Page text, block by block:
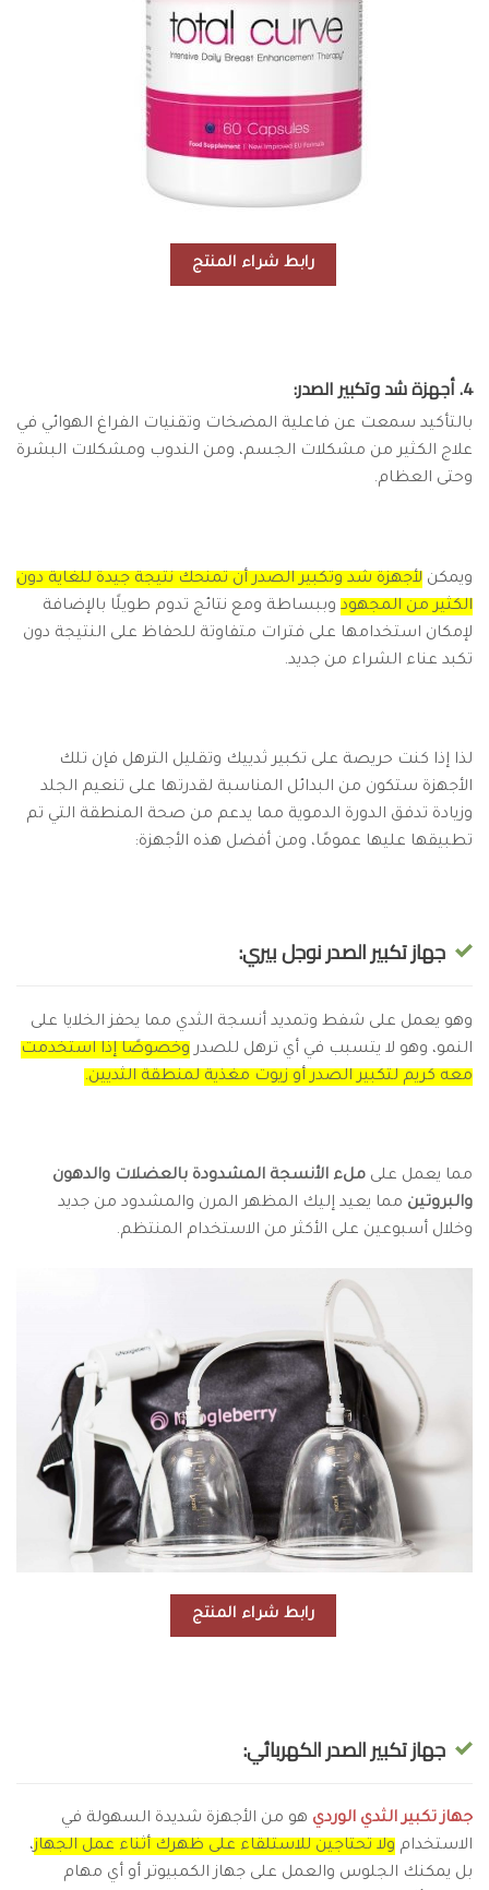
رابط شراء المنتج
4. أجهزة شد وتكبير الصدر:
بالتأكيد سمعت عن فاعلية المضخات وتقنيات الفراغ الهوائي في
علاج الكثير من مشكلات الجسم، ومن الندوب ومشكلات البشرة
وحتى العظام.
ويمكن لأجهزة شد وتكبير الصدر أن تمنحك نتيجة جيدة للغاية دون
الكثير من المجهود وببساطة ومع نتائج تدوم طويلًا بالإضافة
لإمكان استخدامها على فترات متفاوتة للحفاظ على النتيجة دون
تكبد عناء الشراء من جديد.
لذا إذا كنت حريصة على تكبير ثدييك وتقليل الترهل فإن تلك
الأجهزة ستكون من البدائل المناسبة لقدرتها على تنعيم الجلد
وزيادة تدفق الدورة الدموية مما يدعم من صحة المنطقة التي تم
تطبيقها عليها عمومًا، ومن أفضل هذه الأجهزة:
جهاز تكبير الصدر نوجل بيري:
وهو يعمل على شفط وتمديد أنسجة الثدي مما يحفز الخلايا على
النمو، وهو لا يتسبب في أي ترهل للصدر وخصوصًا إذا استخدمت
معه كريم لتكبير الصدر أو زيوت مغذية لمنطقة الثديين.
مما يعمل على ملء الأنسجة المشدودة بالعضلات والدهون
والبروتين مما يعيد إليك المظهر المرن والمشدود من جديد
وخلال أسبوعين على الأكثر من الاستخدام المنتظم.
رابط شراء المنتج
جهاز تكبير الصدر الكهربائي:
جهاز تكبير الثدي الوردي هو من الأجهزة شديدة السهولة في
الاستخدام ولا تحتاجين للاستلقاء على ظهرك أثناء عمل الجهاز،
بل يمكنك الجلوس والعمل على جهاز الكمبيوتر أو أي مهام